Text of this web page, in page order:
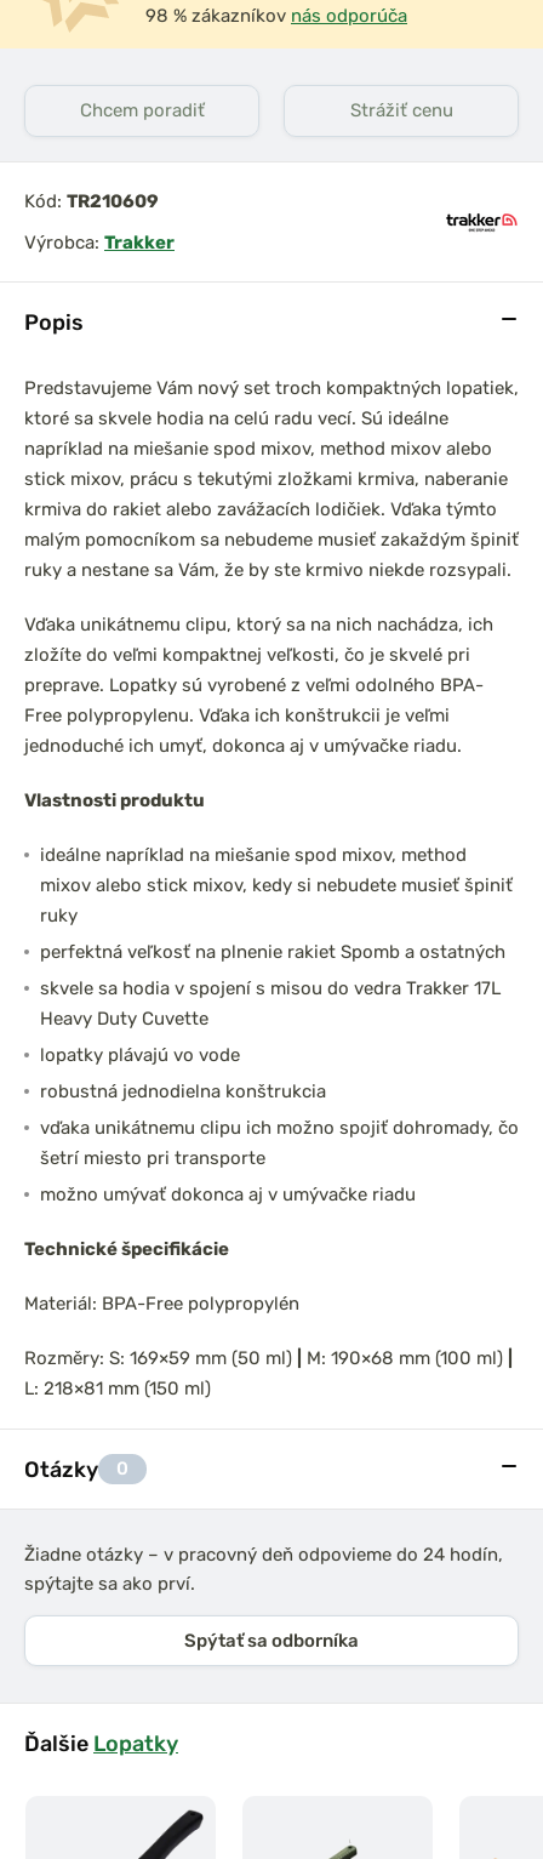
Popis
Predstavujeme Vám nový set troch kompaktných lopatiek,
ktoré sa skvele hodia na celú radu vecí. Sú ideálne
napríklad na miešanie spod mixov, method mixov alebo
stick mixov, prácu s tekutými zložkami krmiva, naberanie
krmiva do rakiet alebo zavážacích lodičiek. Vďaka týmto
malým pomocníkom sa nebudeme musieť zakaždým špiniť
ruky a nestane sa Vám, že by ste krmivo niekde rozsypali.
Vďaka unikátnemu clipu, ktorý sa na nich nachádza, ich
zložíte do veľmi kompaktnej veľkosti, čo je skvelé pri
preprave. Lopatky sú vyrobené z veľmi odolného BPA-
Free polypropylenu. Vďaka ich konštrukcii je veľmi
jednoduché ich umyť, dokonca aj v umývačke riadu.
Vlastnosti produktu
ideálne napríklad na miešanie spod mixov, method
mixov alebo stick mixov, kedy si nebudete musieť špiniť
ruky
perfektná veľkosť na plnenie rakiet Spomb a ostatných
skvele sa hodia v spojení s misou do vedra Trakker 17L
Heavy Duty Cuvette
lopatky plávajú vo vode
robustná jednodielna konštrukcia
vďaka unikátnemu clipu ich možno spojiť dohromady, čo
šetrí miesto pri transporte
možno umývať dokonca aj v umývačke riadu
Technické špecifikácie
Materiál: BPA-Free polypropylén
Rozměry: S: 169×59 mm (50 ml) M: 190×68 mm (100 ml)
L: 218×81 mm (150 ml)
Otázky 0
Žiadne otázky – v pracovný deň odpovieme do 24 hodín,
spýtajte sa ako prví.
Spýtať sa odborníka
Ďalšie Lopatky
98 % zákazníkov nás odporúča
Chcem poradiť Strážiť cenu
Kód: TR210609
Výrobca: Trakker